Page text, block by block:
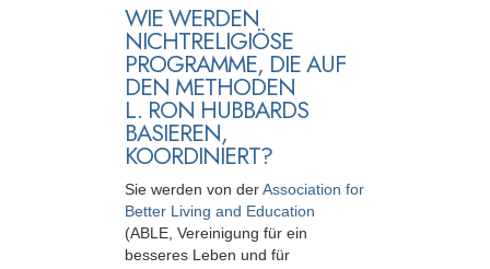
WIE WERDEN
NICHTRELIGIÖSE
PROGRAMME, DIE AUF
DEN METHODEN
L. RON HUBBARDS
BASIEREN,
KOORDINIERT?
Sie werden von derAssociation for
Better Living and Education
(ABLE, Vereinigung für ein
besseres Leben und für